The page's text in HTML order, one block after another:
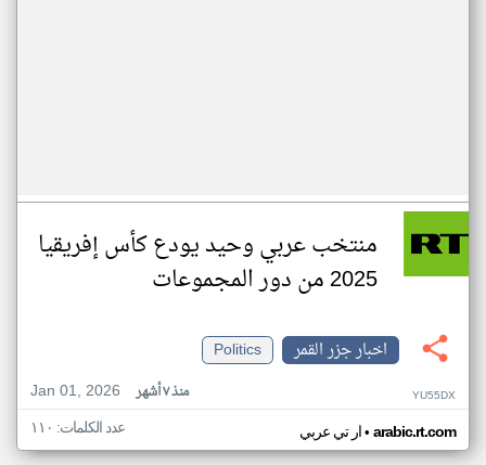
منتخب عربي وحيد يودع كأس إفريقيا
2025 من دور المجموعات
اخبار جزر القمر
Politics
Jan 01, 2026
منذ ٧ أشهر YU55DX
ار تي عربي• arabic.rt.com عدد الكلمات: ١١٠